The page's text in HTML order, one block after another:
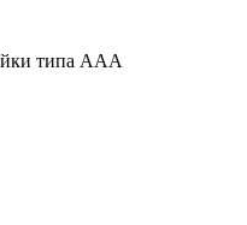
типа AAA